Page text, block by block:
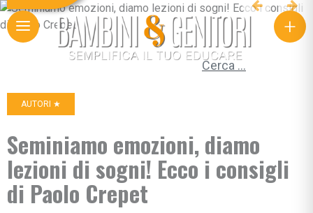
+
Ricerca per:
AUTORI ★
Seminiamo emozioni, diamo
lezioni di sogni! Ecco i consigli
di Paolo Crepet